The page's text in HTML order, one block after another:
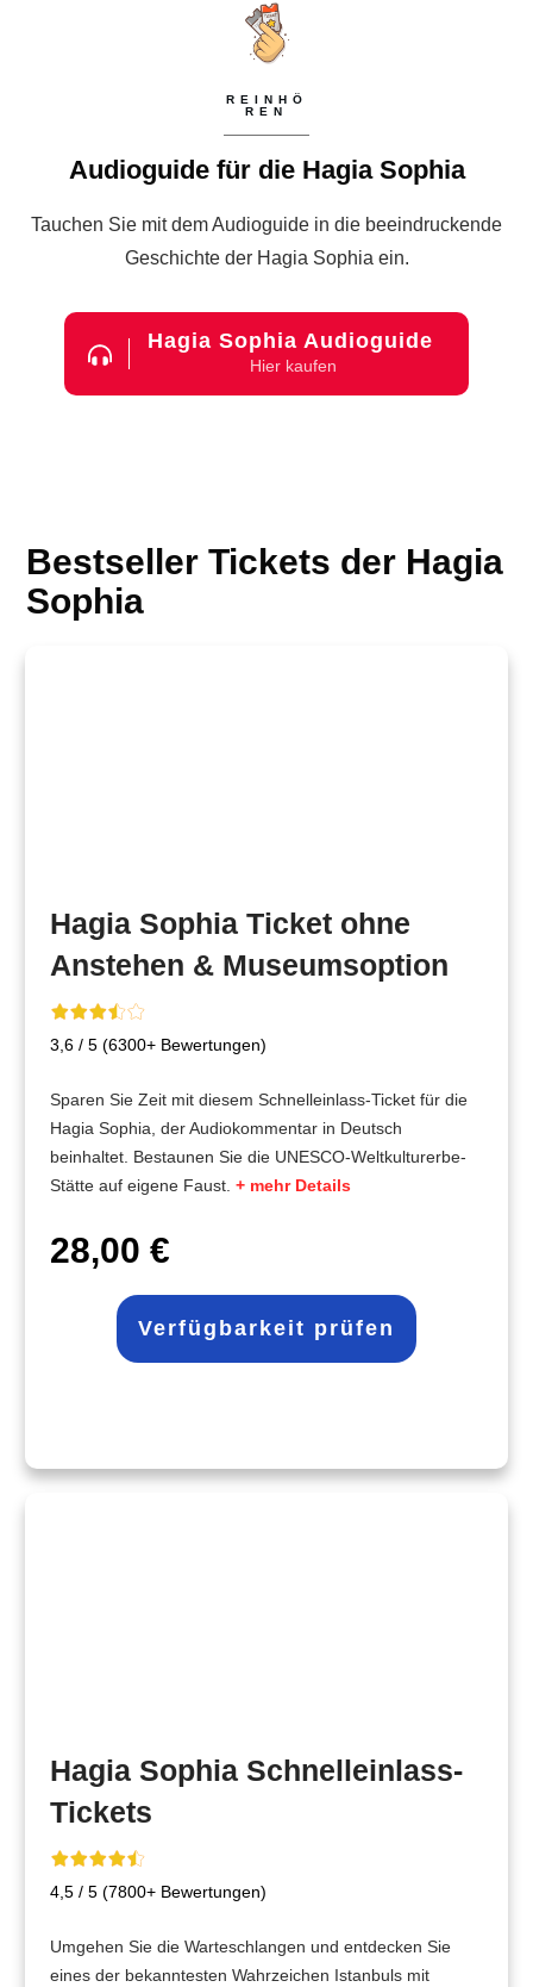
REINHÖ
REN
Audioguide für die Hagia Sophia
Tauchen Sie mit dem Audioguide in die beeindruckende
Geschichte der Hagia Sophia ein.
Hagia Sophia Audioguide
Hier kaufen
Bestseller Tickets der Hagia
Sophia
Hagia Sophia Ticket ohne
Anstehen & Museumsoption
3,6 / 5 (6300+ Bewertungen)
Sparen Sie Zeit mit diesem Schnelleinlass-Ticket für die
Hagia Sophia, der Audiokommentar in Deutsch
beinhaltet. Bestaunen Sie die UNESCO-Weltkulturerbe-
Stätte auf eigene Faust. + mehr Details
28,00 €
Verfügbarkeit prüfen
Hagia Sophia Schnelleinlass-
Tickets
4,5 / 5 (7800+ Bewertungen)
Umgehen Sie die Warteschlangen und entdecken Sie
eines der bekanntesten Wahrzeichen Istanbuls mit